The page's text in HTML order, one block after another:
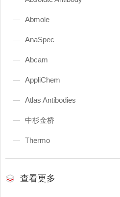
Abmole
AnaSpec
Abcam
AppliChem
Atlas Antibodies
中杉金桥
Thermo
查看更多